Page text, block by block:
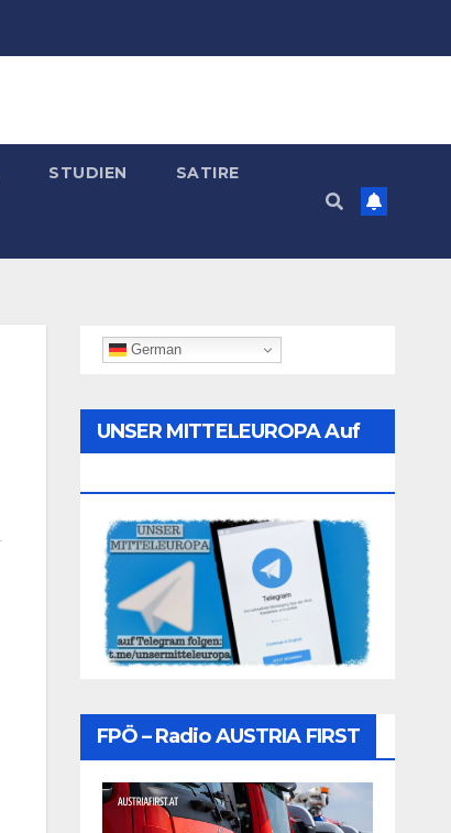
STUDIEN SATIRE
German
UNSER MITTELEUROPA Auf
FPÖ – Radio AUSTRIA FIRST